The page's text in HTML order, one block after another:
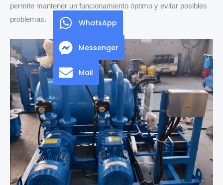
permite mantener un funcionamiento óptimo y evitar posibles
problemas.
WhatsApp
Messenger
Mail